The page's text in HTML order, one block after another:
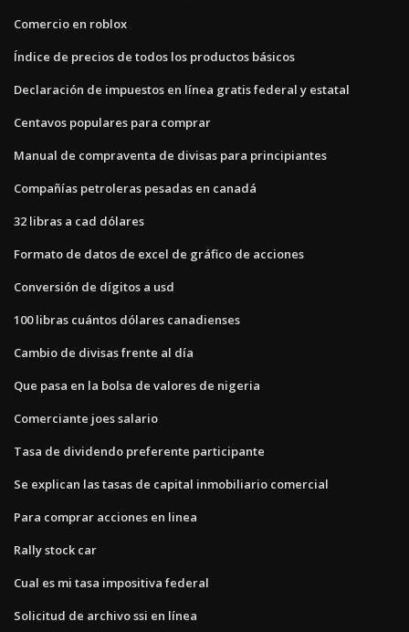
Comercio en roblox
Índice de precios de todos los productos básicos
Declaración de impuestos en línea gratis federal y estatal
Centavos populares para comprar
Manual de compraventa de divisas para principiantes
Compañías petroleras pesadas en canadá
32 libras a cad dólares
Formato de datos de excel de gráfico de acciones
Conversión de dígitos a usd
100 libras cuántos dólares canadienses
Cambio de divisas frente al día
Que pasa en la bolsa de valores de nigeria
Comerciante joes salario
Tasa de dividendo preferente participante
Se explican las tasas de capital inmobiliario comercial
Para comprar acciones en linea
Rally stock car
Cual es mi tasa impositiva federal
Solicitud de archivo ssi en línea